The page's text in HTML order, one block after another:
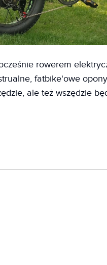
rowerem
fatbike'owe
ale też wszędzie